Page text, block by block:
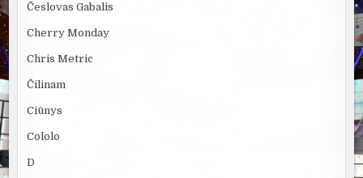
Česlovas Gabalis
Cherry Monday
Chris Metric
Čilinam
Ciūnys
Cololo
D